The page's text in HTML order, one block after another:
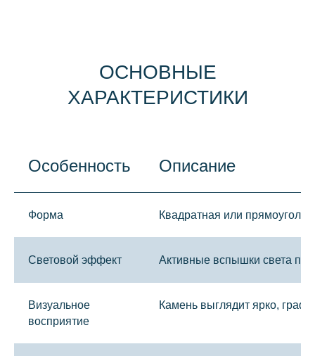
Особенность Описание
Форма Квадратная или
Световой эффект Активные вспышки света
Визуальное
восприятие
Камень выглядит ярко,